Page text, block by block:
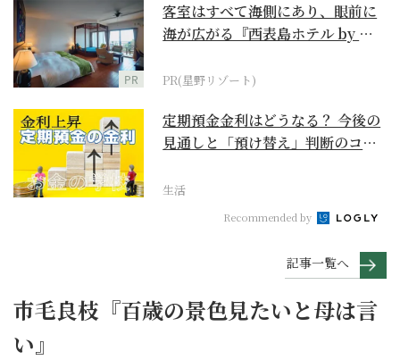
PR
客室はすべて海側にあり、眼前に
海が広がる『西表島ホテル by 星
PR(星野リゾート)
定期預金金利はどうなる？ 今後の
見通しと「預け替え」判断のコツ
生活
Recommended by
記事一覧へ
市毛良枝『百歳の景色見たいと母は言
い』